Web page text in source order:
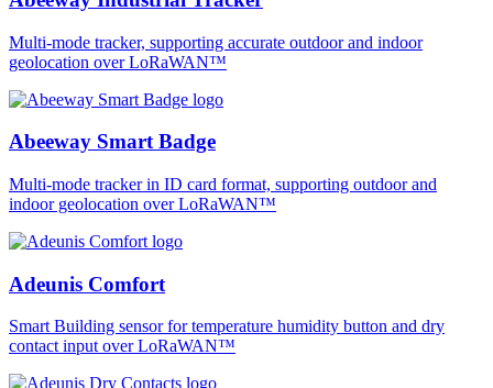
Multi-mode tracker, supporting accurate outdoor and indoor
geolocation over LoRaWAN™
Abeeway Smart Badge
Multi-mode tracker in ID card format, supporting outdoor and
indoor geolocation over LoRaWAN™
Adeunis Comfort
Smart Building sensor for temperature humidity button and dry
contact input over LoRaWAN™